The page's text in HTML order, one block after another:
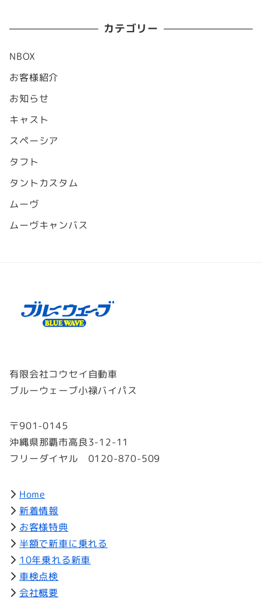
カテゴリー
NBOX
お客様紹介
お知らせ
キャスト
スペーシア
タフト
タントカスタム
ムーヴ
ムーヴキャンバス
有限会社コウセイ自動車
ブルーウェーブ小禄バイパス
〒901-0145
沖縄県那覇市高良3-12-11
フリーダイヤル 0120-870-509
Home
新着情報
お客様特典
半額で新車に乗れる
10年乗れる新車
車検点検
会社概要